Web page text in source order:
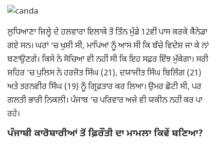
ਲੁਧਿਆਣਾ ਜ਼ਿਲ੍ਹੇ ਦੇ ਹਲਵਾਰਾ ਇਲਾਕੇ ਤੋਂ ਤਿੰਨ ਮੁੰਡੇ 12ਵੀਂ ਪਾਸ ਕਰਕੇ ਕੈਨੇਡਾ
ਗਏ ਸਨ। ਘਰਾਂ ‘ਚ ਖੁਸ਼ੀ ਸੀ, ਮਾਪਿਆਂ ਨੂੰ ਆਸ ਸੀ ਕਿ ਬੱਚੇ ਵਿਦੇਸ਼ ਜਾ ਕੇ ਨਾਂ
ਬਣਾਉਣਗੇ। ਕਿਸੇ ਨੇ ਸੋਚਿਆ ਵੀ ਨਹੀਂ ਸੀ ਕਿ ਇਹ ਸਫ਼ਰ ਇੰਝ ਮੁੱਕੇਗਾ। ਸਰੀ
ਸ਼ਹਿਰ ‘ਚ ਪੁਲਿਸ ਨੇ ਹਰਜੋਤ ਸਿੰਘ (21), ਦਯਾਜੀਤ ਸਿੰਘ ਬਿਲਿੰਗ (21)
ਅਤੇ ਤਰਨਵੀਰ ਸਿੰਘ (19) ਨੂੰ ਗ੍ਰਿਫ਼ਤਾਰ ਕਰ ਲਿਆ। ਉਮਰ ਛੋਟੀ ਸੀ, ਪਰ
ਗਲਤੀ ਭਾਰੀ ਨਿਕਲੀ। ਪੰਜਾਬ ‘ਚ ਪਰਿਵਾਰ ਅਜੇ ਵੀ ਯਕੀਨ ਨਹੀਂ ਕਰ ਪਾ
ਰਹੇ।
ਪੰਜਾਬੀ ਕਾਰੋਬਾਰੀਆਂ ਤੋਂ ਫ਼ਿਰੌਤੀ ਦਾ ਮਾਮਲਾ ਕਿਵੇਂ ਬਣਿਆ?